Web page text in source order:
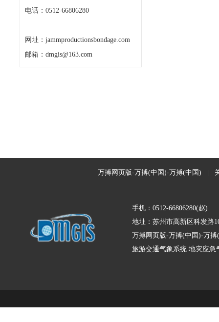
电话：0512-66806280
网址：jammproductionsbondage.com
邮箱：dmgis@163.com
万搏网页版-万搏(中国)-万搏(中国)
手机：0512-66806280(赵)
地址：苏州市高新区科发路
万搏网页版-万搏(中国)-万
旅游交通气象系统 地灾应急